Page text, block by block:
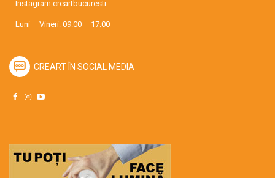
Instagram creartbucuresti
Luni – Vineri: 09:00 – 17:00
CREART ÎN SOCIAL MEDIA